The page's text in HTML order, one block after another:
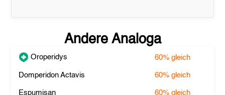
Andere Analoga
Oroperidys 60% gleich
Domperidon Actavis 60% gleich
Espumisan 60% gleich